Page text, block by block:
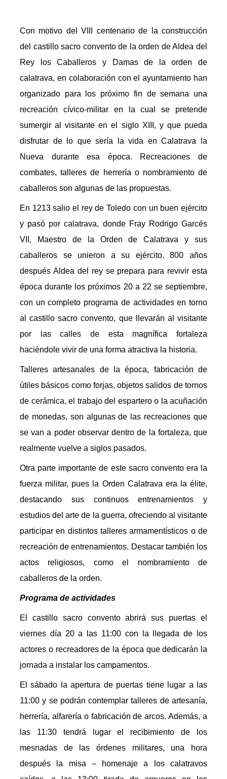
Con motivo del VIII centenario de la construcción
del castillo sacro convento de la orden de Aldea del
Rey los Caballeros y Damas de la orden de
calatrava, en colaboración con el ayuntamiento han
organizado para los próximo fin de semana una
recreación cívico-militar en la cual se pretende
sumergir al visitante en el siglo XIII, y que pueda
disfrutar de lo que sería la vida en Calatrava la
Nueva durante esa época. Recreaciones de
combates, talleres de herrería o nombramiento de
caballeros son algunas de las propuestas.
En 1213 salio el rey de Toledo con un buen ejército
y pasó por calatrava, donde Fray Rodrigo Garcés
VII, Maestro de la Orden de Calatrava y sus
caballeros se unieron a su ejército. 800 años
después Aldea del rey se prepara para revivir esta
época durante los próximos 20 a 22 se septiembre,
con un completo programa de actividades en torno
al castillo sacro convento, que llevarán al visitante
por las calles de esta magnífica fortaleza
haciéndole vivir de una forma atractiva la historia.
Talleres artesanales de la época, fabricación de
útiles básicos como forjas, objetos salidos de tornos
de cerámica, el trabajo del espartero o la acuñación
de monedas, son algunas de las recreaciones que
se van a poder observar dentro de la fortaleza, que
realmente vuelve a siglos pasados.
Otra parte importante de este sacro convento era la
fuerza militar, pues la Orden Calatrava era la élite,
destacando sus continuos entrenamientos y
estudios del arte de la guerra, ofreciendo al visitante
participar en distintos talleres armamentísticos o de
recreación de entrenamientos. Destacar también los
actos religiosos, como el nombramiento de
caballeros de la orden.
Programa de actividades
El castillo sacro convento abrirá sus puertas el
viernes día 20 a las 11:00 con la llegada de los
actores o recreadores de la época que dedicarán la
jornada a instalar los campamentos.
El sábado la apertura de puertas tiene lugar a las
11:00 y se podrán contemplar talleres de artesanía,
herrería, alfarería o fabricación de arcos. Además, a
las 11:30 tendrá lugar el recibimiento de los
mesnadas de las órdenes militares, una hora
después la misa – homenaje a los calatravos